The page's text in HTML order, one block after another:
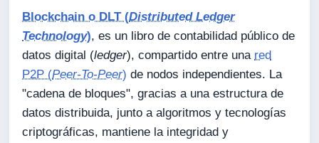
Blockchain o DLT (Distributed Ledger
Technology), es un libro de contabilidad público de
datos digital (ledger), compartido entre una red
P2P (Peer-To-Peer) de nodos independientes. La
"cadena de bloques", gracias a una estructura de
datos distribuida, junto a algoritmos y tecnologías
criptográficas, mantiene la integridad y